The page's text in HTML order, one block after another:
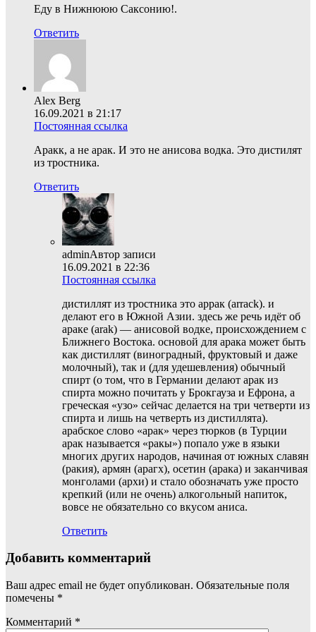
Еду в Нижнююю Саксонию!.
Ответить
Alex Berg
16.09.2021 в 21:17
Постоянная ссылка
Аракк, а не арак. И это не анисова водка. Это дистилят
из тростника.
Ответить
adminАвтор записи
16.09.2021 в 22:36
Постоянная ссылка
дистиллят из тростника это аррак (arrack). и
делают его в Южной Азии. здесь же речь идёт об
араке (arak) — анисовой водке, происхождением с
Ближнего Востока. основой для арака может быть
как дистиллят (виноградный, фруктовый и даже
молочный), так и (для удешевления) обычный
спирт (о том, что в Германии делают арак из
спирта можно почитать у Брокгауза и Ефрона, а
греческая «узо» сейчас делается на три четверти из
спирта и лишь на четверть из дистиллята).
арабское слово «арак» через тюрков (в Турции
арак называется «ракы») попало уже в языки
многих других народов, начиная от южных славян
(ракия), армян (арагх), осетин (арака) и заканчивая
монголами (архи) и стало обозначать уже просто
крепкий (или не очень) алкогольный напиток,
вовсе не обязательно со вкусом аниса.
Ответить
Добавить комментарий
Ваш адрес email не будет опубликован. Обязательные поля
помечены *
Комментарий *